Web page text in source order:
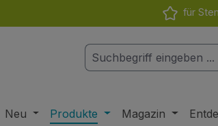
für
Neu Produkte Magazin